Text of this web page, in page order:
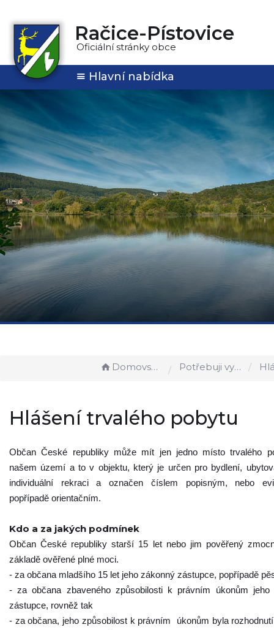
Račice-Pístovice
Oficiální stránky obce
Hlavní nabídka
Domovská stránka Potřebuji vyřídit
Hlášení trvalého pobytu
Občan České republiky může mít jen jedno místo trvalého
našem území a to v objektu, který je určen pro bydlení,
individuální rekraci a označen číslem popisným, nebo
popřípadě orientačním.
Kdo a za jakých podmínek
Občan České republiky starší 15 let nebo jim pověřený
základě ověřené plné moci.
- za občana mladšího 15 let jeho zákonný zástupce, popřípadě
- za občana zbaveného způsobilosti k právním úkonům jeho
zástupce, rovněž tak
- za občana, jeho způsobilost k právním úkonům byla